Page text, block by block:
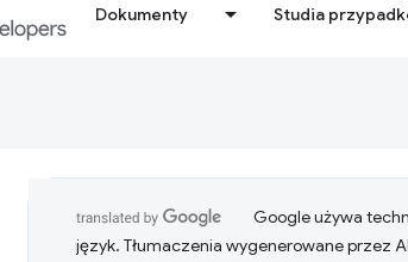
Dokumenty Studia
Google używa
język. Tłumaczenia wygenerowane przez